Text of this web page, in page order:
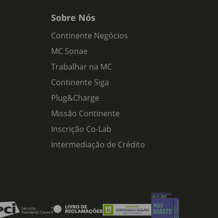
Sobre Nós
Continente Negócios
MC Sonae
Trabalhar na MC
Continente Siga
Plug&Charge
Missão Continente
Inscrição Co-Lab
Intermediação de Crédito